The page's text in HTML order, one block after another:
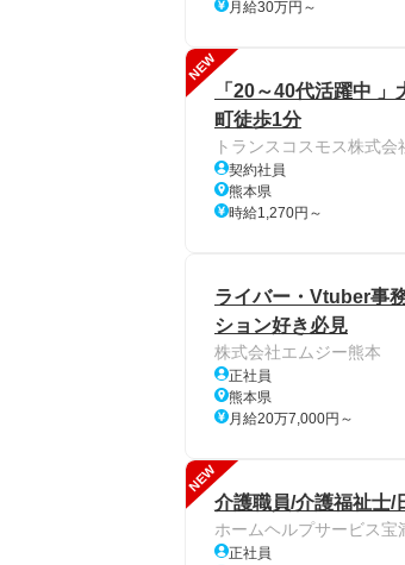
月給30万円～
NEW
「20～40代活躍中
町徒歩1分
トランスコスモス株式会
契約社員
熊本県
時給1,270円～
ライバー・Vtuber事
ション好き必見
株式会社エムジー熊本
正社員
熊本県
月給20万7,000円～
NEW
介護職員/介護福祉士/
ホームヘルプサービス宝
正社員